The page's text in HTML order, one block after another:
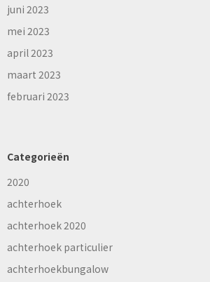
juni 2023
mei 2023
april 2023
maart 2023
februari 2023
Categorieën
2020
achterhoek
achterhoek 2020
achterhoek particulier
achterhoekbungalow